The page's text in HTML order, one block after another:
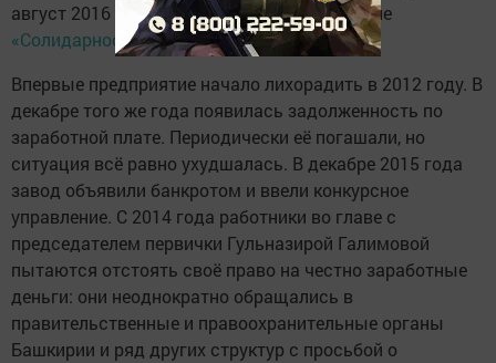
август 2016 года. Об этом сообщает издание
«Солидарность».
Впервые предприятие начало лихорадить в 2012 году. В
декабре того же года появилась задолженность по
заработной плате. Периодически её погашали, но
ситуация всё равно ухудшалась. В декабре 2015 года
завод объявили банкротом и ввели конкурсное
управление. С 2014 года работники во главе с
председателем первички Гульназирой Галимовой
пытаются отстоять своё право на честно заработные
деньги: они неоднократно обращались в
правительственные и правоохранительные органы
Башкирии и ряд других структур с просьбой о